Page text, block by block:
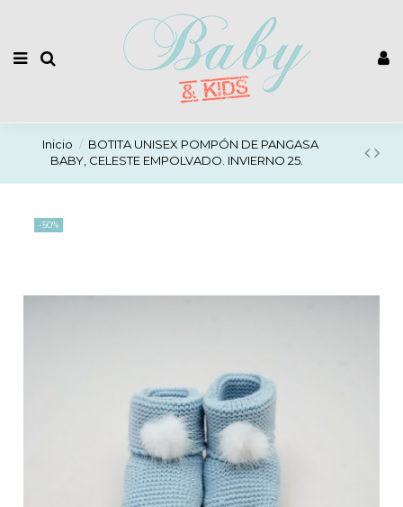
Inicio
BOTITA UNISEX POMPÓN DE PANGASA
BABY, CELESTE EMPOLVADO. INVIERNO 25.
-50%